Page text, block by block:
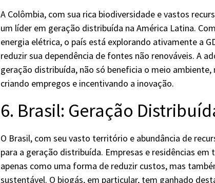
A Colômbia, com sua rica biodiversidade e vastos
um líder em geração distribuída na América Latina.
energia elétrica, o país está explorando ativamente a
reduzir sua dependência de fontes não renováveis. A
geração distribuída, não só beneficia o meio
criando empregos e incentivando a inovação.
6. Brasil: Geração
O Brasil, com seu vasto território e abundância de
para a geração distribuída. Empresas e residências
apenas como uma forma de reduzir custos, mas
sustentável. O biogás, em particular, tem ganhado